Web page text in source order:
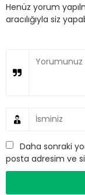
Henüz yorum
aracılığıyla siz
Daha sonraki
posta adresim ve